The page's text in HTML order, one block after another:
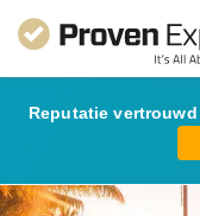
Reputatie